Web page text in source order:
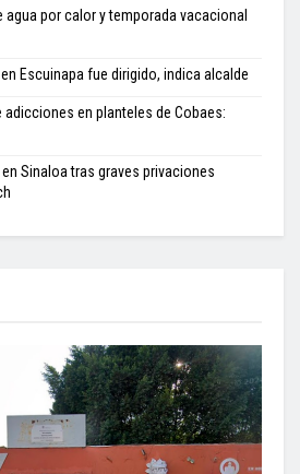
por calor y temporada vacacional
Escuinapa fue dirigido, indica alcalde
en planteles de Cobaes:
Sinaloa tras graves privaciones